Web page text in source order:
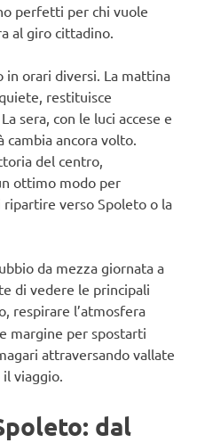
perfetti per chi vuole
al giro cittadino.
in orari diversi. La mattina
restituisce
sera, con le luci accese e
cambia ancora volto.
del centro,
ottimo modo per
verso Spoleto o la
da mezza giornata a
di vedere le principali
respirare l’atmosfera
margine per spostarti
attraversando vallate
viaggio.
dal